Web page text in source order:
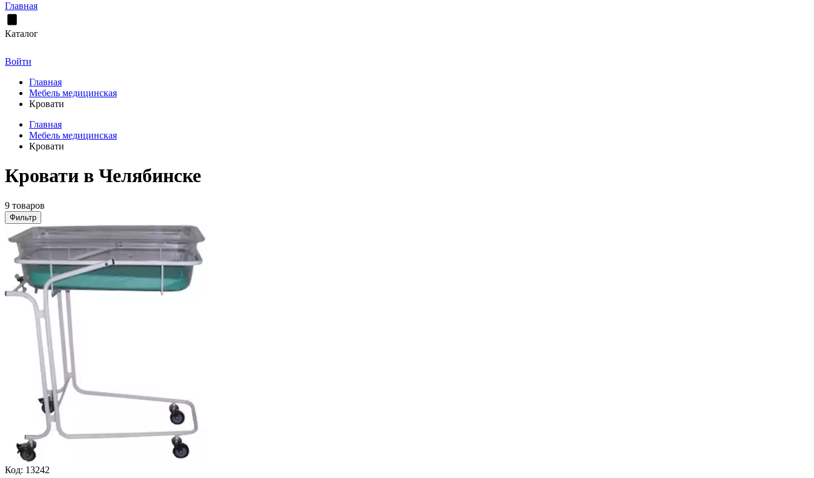
Главная
Каталог
Войти
Главная
Мебель медицинская
Кровати
Главная
Мебель медицинская
Кровати
Кровати в Челябинске
9 товаров
Фильтр
Код: 13242